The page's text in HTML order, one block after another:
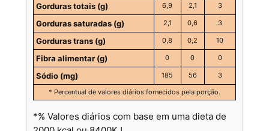
Gorduras totais (g) 6,9 2,1 3
Gorduras saturadas (g) 2,1 0,6 3
Gorduras trans (g) 0,8 0,2 10
Fibra alimentar (g) 0 0 0
Sódio (mg) 185 56
3
* Percentual de valores diários fornecidos pela porção.
*% Valores diários com base em uma dieta de